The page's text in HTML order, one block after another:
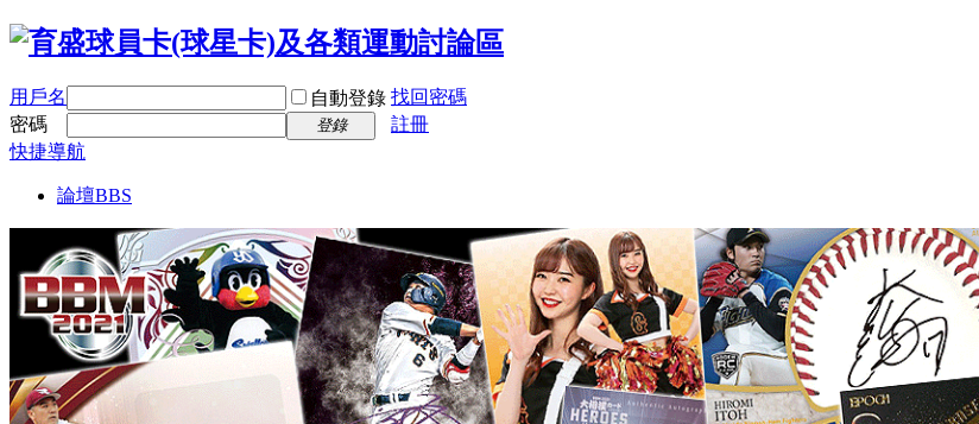
用戶名 自動登錄 找回密碼
密碼
登錄
註冊
快捷導航
論壇BBS